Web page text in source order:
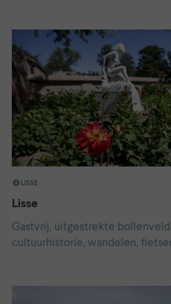
LISSE
Lisse
Gastvrij, uitgestrekte
cultuurhistorie, wandelen,